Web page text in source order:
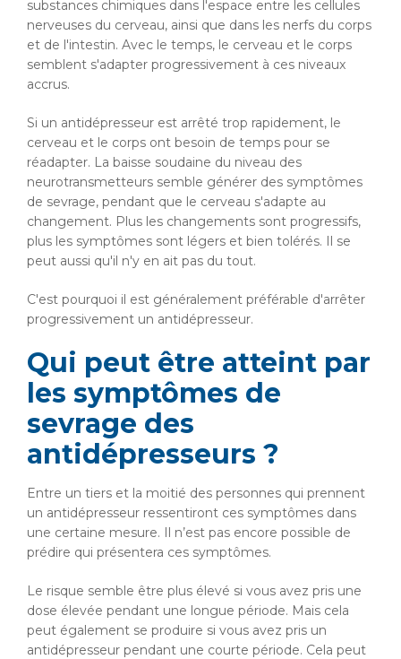
substances chimiques dans l'espace entre les cellules
nerveuses du cerveau, ainsi que dans les nerfs du corps
et de l'intestin. Avec le temps, le cerveau et le corps
semblent s'adapter progressivement à ces niveaux
accrus.
Si un antidépresseur est arrêté trop rapidement, le
cerveau et le corps ont besoin de temps pour se
réadapter. La baisse soudaine du niveau des
neurotransmetteurs semble générer des symptômes
de sevrage, pendant que le cerveau s'adapte au
changement. Plus les changements sont progressifs,
plus les symptômes sont légers et bien tolérés. Il se
peut aussi qu'il n'y en ait pas du tout.
C'est pourquoi il est généralement préférable d'arrêter
progressivement un antidépresseur.
Qui peut être atteint par
les symptômes de
sevrage des
antidépresseurs ?
Entre un tiers et la moitié des personnes qui prennent
un antidépresseur ressentiront ces symptômes dans
une certaine mesure. Il n’est pas encore possible de
prédire qui présentera ces symptômes.
Le risque semble être plus élevé si vous avez pris une
dose élevée pendant une longue période. Mais cela
peut également se produire si vous avez pris un
antidépresseur pendant une courte période. Cela peut